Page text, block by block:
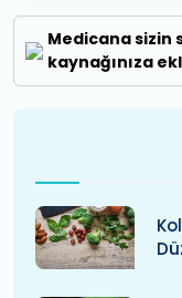
Medicana sizin
kaynağınıza